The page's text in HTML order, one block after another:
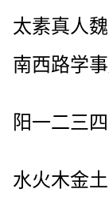
太素真人
南西路学
阳一二三
水火木金土